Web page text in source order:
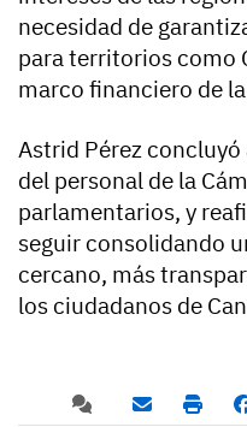
necesidad de
para territorios como
marco financiero de
Astrid Pérez
del personal de la
parlamentarios, y
seguir consolidando
cercano, más
los ciudadanos de